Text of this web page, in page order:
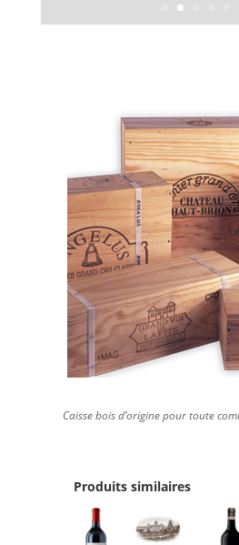
Caisse bois d’origine pour toute
Produits similaires